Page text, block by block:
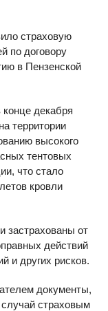
страховую
по договору
в Пензенской
декабря
территории
высокого
тентовых
что стало
кровли
застрахованы от
действий
и других рисков.
документы,
страховым